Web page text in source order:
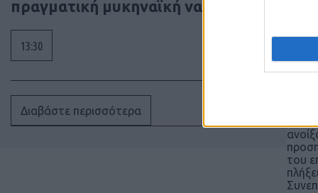
πραγματική μυκηναϊκή ναυπηγική
13:30
Διαβάστε περισσότερα
Και
πολύ
του